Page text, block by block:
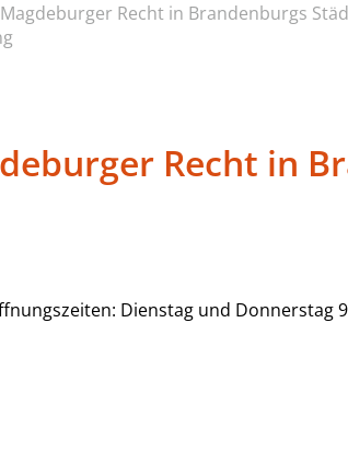
Recht in Brandenburgs
Recht in
Dienstag und Donnerstag